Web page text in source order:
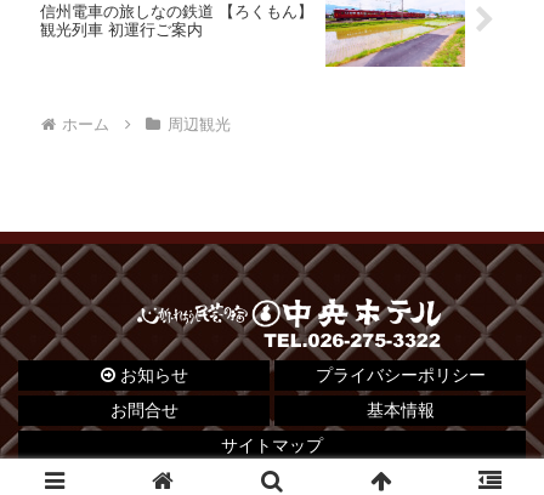
信州電車の旅しなの鉄道 【ろくもん】
観光列車 初運行ご案内
ホーム 周辺観光
お知らせ
プライバシーポリシー
お問合せ
基本情報
サイトマップ
© 2012 心がふれあう民芸の宿 中央ホテル.